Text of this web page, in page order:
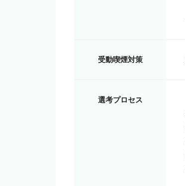
受動喫煙対策
選考プロセス